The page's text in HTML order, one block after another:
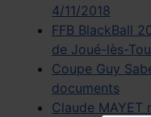
4/11/2018
FFB BlackBall
de Joué-lès-
Coupe Guy
documents
Claude MAYET